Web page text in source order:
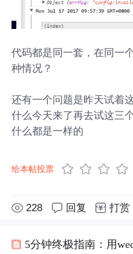
代码都是同一套，在同一
种情况？
还有一个问题是昨天试着
什么今天来了再去试这三
什么都是一样的
给本帖投票
228 回复 打赏
5分钟终极指南：用